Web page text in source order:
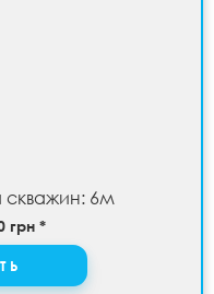
скважин: 6м
грн *